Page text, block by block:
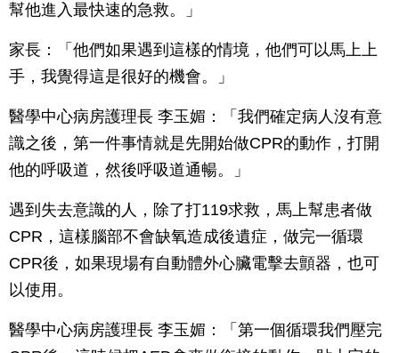
幫他進入最快速的急救。」
家長：「他們如果遇到這樣的情境，他們可以馬上上
手，我覺得這是很好的機會。」
醫學中心病房護理長 李玉媚：「我們確定病人沒有意
識之後，第一件事情就是先開始做CPR的動作，打開
他的呼吸道，然後呼吸道通暢。」
遇到失去意識的人，除了打119求救，馬上幫患者做
CPR，這樣腦部不會缺氧造成後遺症，做完一循環
CPR後，如果現場有自動體外心臟電擊去顫器，也可
以使用。
醫學中心病房護理長 李玉媚：「第一個循環我們壓完